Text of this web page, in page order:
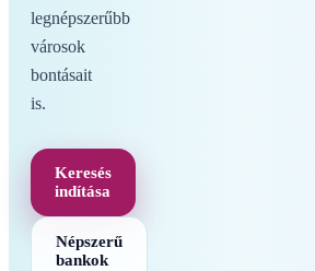
legnépszerűbb
városok
bontásait
is.
Keresés
indítása
Népszerű
bankok